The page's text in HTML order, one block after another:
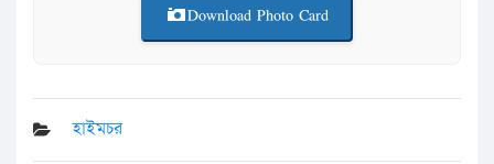
Download Photo Card
হাইমচর